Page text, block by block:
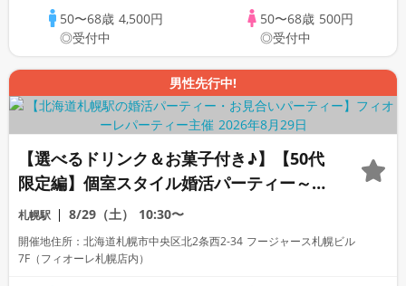
50〜68歳 4,500円
◎受付中
50〜68歳 500円
◎受付中
男性先行中!
【選べるドリンク＆お菓子付き♪】【50代
限定編】個室スタイル婚活パーティー～真
剣な出会い～
札幌駅 8/29（土） 10:30〜
開催地住所：北海道札幌市中央区北2条西2-34 フージャース札幌ビル
7F（フィオーレ札幌店内）